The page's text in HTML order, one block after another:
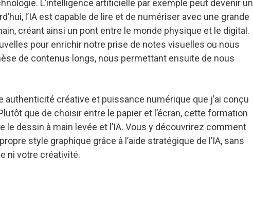
L’intelligence artificielle par exemple peut devenir un
l’IA est capable de lire et de numériser avec une grande
créant ainsi un pont entre le monde physique et le digital.
pour enrichir notre prise de notes visuelles ou nous
de contenus longs, nous permettant ensuite de nous
créative et puissance numérique que j’ai conçu
que de choisir entre le papier et l’écran, cette formation
dessin à main levée et l’IA. Vous y découvrirez comment
style graphique grâce à l’aide stratégique de l’IA, sans
ni votre créativité.